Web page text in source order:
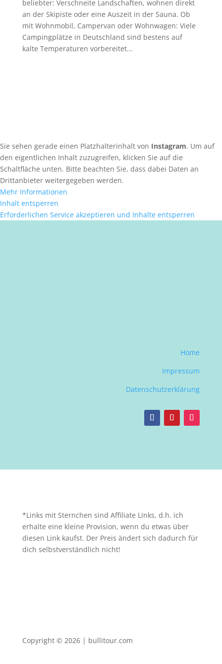
beliebter: Verschneite Landschaften, wohnen direkt
an der Skipiste oder eine Auszeit in der Sauna. Ob
mit Wohnmobil, Campervan oder Wohnwagen: Viele
Campingplätze in Deutschland sind bestens auf
kalte Temperaturen vorbereitet...
Sie sehen gerade einen Platzhalterinhalt von Instagram. Um auf
den eigentlichen Inhalt zuzugreifen, klicken Sie auf die
Schaltfläche unten. Bitte beachten Sie, dass dabei Daten an
Drittanbieter weitergegeben werden.
Mehr Informationen
Inhalt entsperren
Erforderlichen Service akzeptieren und Inhalte entsperren
Home
Impressum
Datenschutzerklärung
*Links mit Sternchen sind Affiliate Links, d.h. ich
erhalte eine kleine Provision, wenn du etwas über
diesen Link kaufst. Der Preis ändert sich dadurch für
dich selbstverständlich nicht!
Copyright © 2026 | bullitour.com